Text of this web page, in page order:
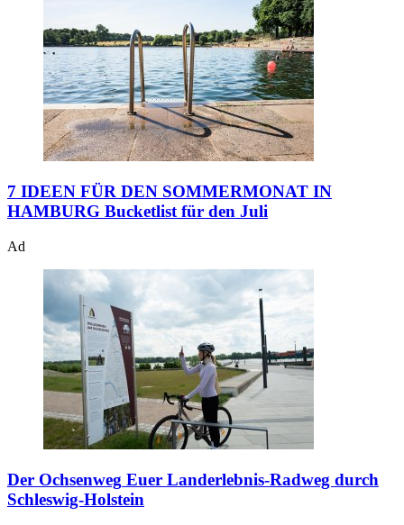
7 IDEEN FÜR DEN SOMMERMONAT IN
HAMBURG Bucketlist für den Juli
Ad
Der Ochsenweg Euer Landerlebnis-Radweg durch
Schleswig-Holstein